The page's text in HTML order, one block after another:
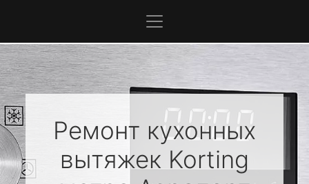
Ремонт кухонных
вытяжек Korting